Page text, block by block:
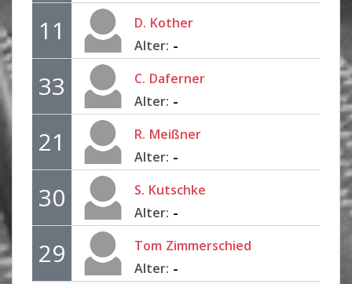
11 D. Kother
Alter: -
33 C. Daferner
Alter: -
21 R. Meißner
Alter: -
30 S. Kutschke
Alter: -
29 Tom Zimmerschied
Alter: -